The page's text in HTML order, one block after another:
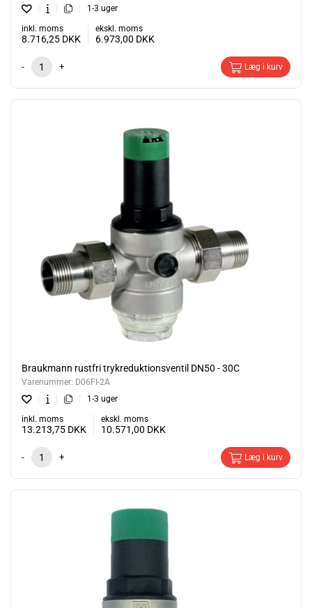
1-3 uger
inkl. moms
8.716,25 DKK
ekskl. moms
6.973,00 DKK
- + Læg i kurv
Braukmann rustfri trykreduktionsventil DN50 - 30C
Varenummer: D06FI-2A
1-3 uger
inkl. moms
13.213,75 DKK
ekskl. moms
10.571,00 DKK
- + Læg i kurv